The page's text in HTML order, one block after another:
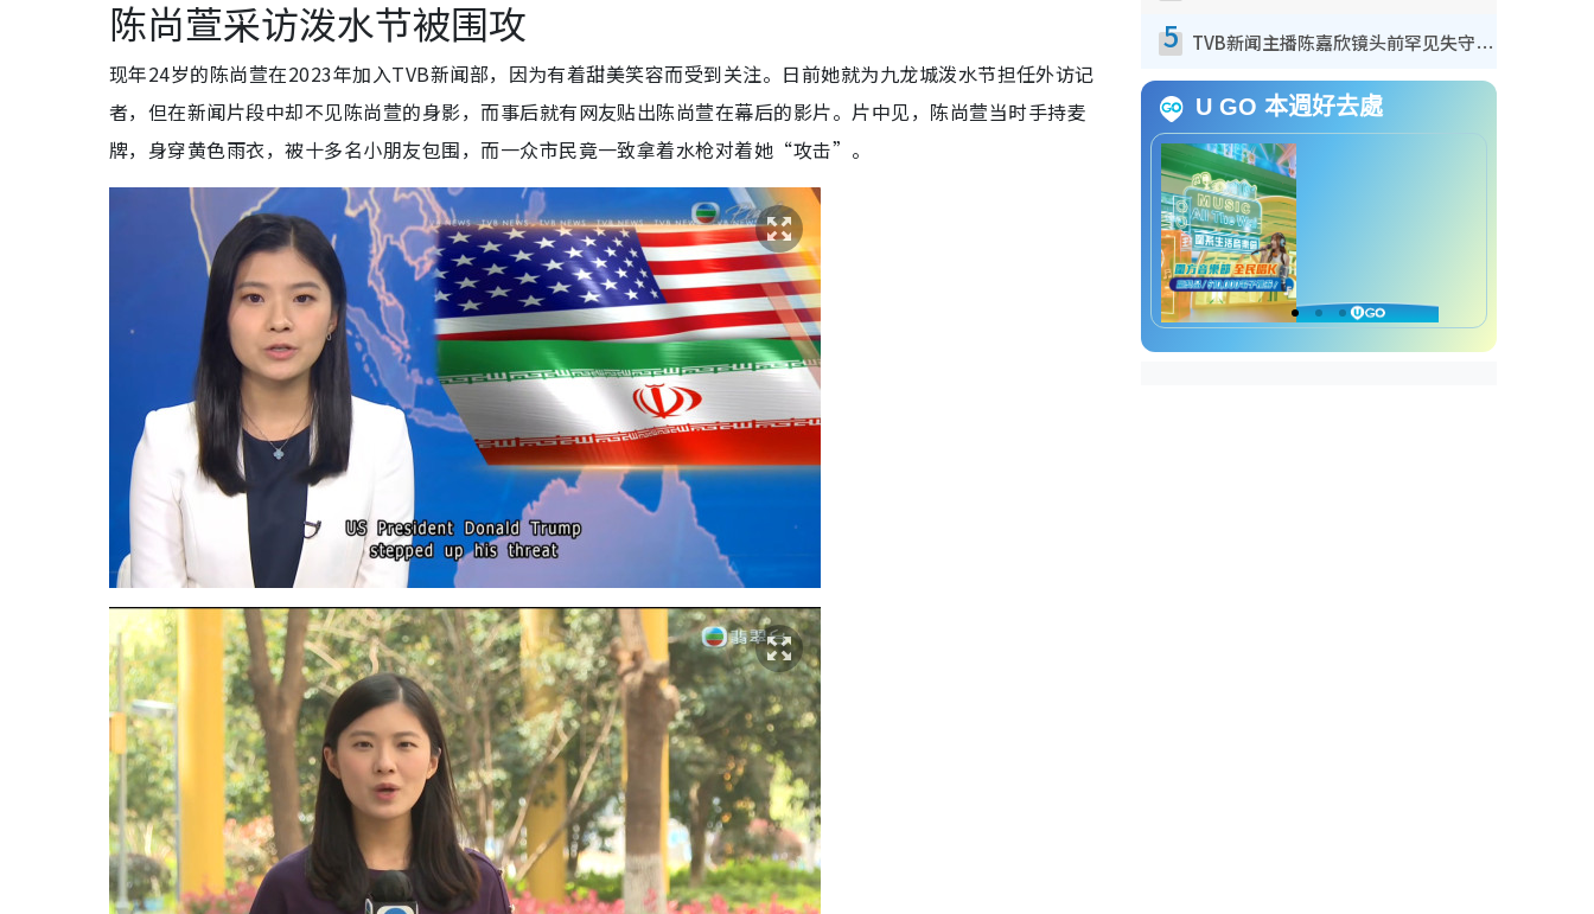
陈尚萱采访泼水节被围攻
现年24岁的陈尚萱在2023年加入TVB新闻部，因为有着甜美笑容而受到关注。日前她就为九龙城泼水节担任外访记
者，但在新闻片段中却不见陈尚萱的身影，而事后就有网友贴出陈尚萱在幕后的影片。片中见，陈尚萱当时手持麦
牌，身穿黄色雨衣，被十多名小朋友包围，而一众市民竟一致拿着水枪对着她“攻击”。
5 TVB新闻主播陈嘉欣镜头前罕见失守！遭林超英一句话突袭吓坏当场大笑
U GO 本週好去處